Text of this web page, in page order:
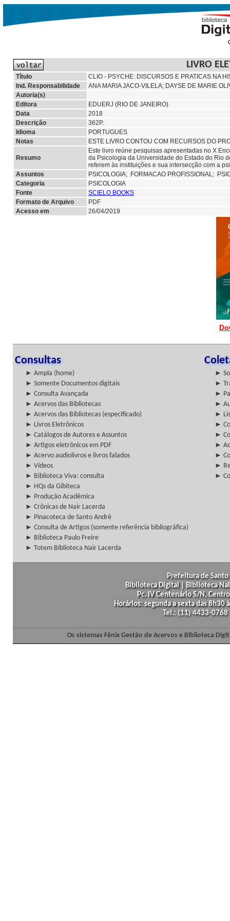
LIVRO
Título
CLIO - PSYCHE: DISCURSOS E PRATICAS NA
Ind. Responsabilidade
ANA MARIA JACO-VILELA; DAYSE DE MARIE
Autoria(s)
Editora
EDUERJ (RIO DE JANEIRO)
Data
2018
Descrição
362P.
Idioma
PORTUGUES
Notas
ESTE LIVRO CONTOU COM RECURSOS DO
Resumo
Este livro reúne pesquisas apresentadas no X
da Psicologia da Universidade do Estado do Rio
referem às instituições e sua intersecção com a
Assuntos
PSICOLOGIA; FORMACAO PROFISSIONAL;
Categoria
PSICOLOGIA
Fonte
SCIELO BOOKS
Formato de Arquivo
PDF
Acesso em
26/04/2019
Consultas
► Ampla (home)
►
► Somente Documentos digitais
►
► Consulta Avançada
►
► Acervos das Bibliotecas
►
► Acervos das Bibliotecas (especificado)
►
► Livros Eletrônicos
►
► Catálogos de Autores e Assuntos
►
► Artigos eletrônicos em PDF
►
► Acervo audiolivros e livros falados
►
► Vídeos
►
► Biblioteca Viva: consulta
►
► HQs da Gibiteca
► Produção Acadêmica
► Crônicas de Nair Lacerda
► Pinacoteca de Santo André
► Consulta de Artigos (somente referência bibliográfica)
► Biblioteca Paulo Freire
► Totem Biblioteca Nair Lacerda
Prefeitura de
Biblioteca Digital | Biblioteca
Pc. IV Centenário S/N,
Horários: segunda a sexta das
Tel.: (11) 4433-
Os sistemas Fênix Gestão de Acervos e Biblioteca